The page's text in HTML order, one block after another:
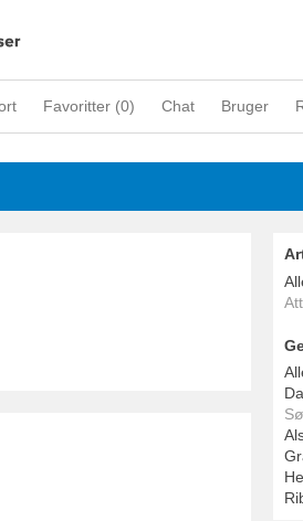
Favoritter (0) Chat Bruger